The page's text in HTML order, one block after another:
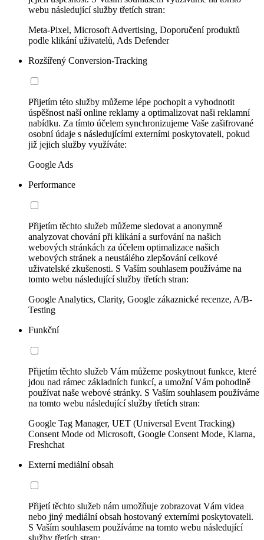
webu následující služby třetích stran:
Meta-Pixel, Microsoft Advertising, Doporučení produktů
podle klikání uživatelů, Ads Defender
Rozšířený Conversion-Tracking
Přijetím této služby můžeme lépe pochopit a vyhodnotit
úspěšnost naší online reklamy a optimalizovat naši reklamní
nabídku. Za tímto účelem synchronizujeme Vaše zašifrované
osobní údaje s následujícími externími poskytovateli, pokud
již jejich služby využíváte:
Google Ads
Performance
Přijetím těchto služeb můžeme sledovat a anonymně
analyzovat chování při klikání a surfování na našich
webových stránkách za účelem optimalizace našich
webových stránek a neustálého zlepšování celkové
uživatelské zkušenosti. S Vaším souhlasem používáme na
tomto webu následující služby třetích stran:
Google Analytics, Clarity, Google zákaznické recenze, A/B-
Testing
Funkční
Přijetím těchto služeb Vám můžeme poskytnout funkce, které
jdou nad rámec základních funkcí, a umožní Vám pohodlně
používat naše webové stránky. S Vaším souhlasem používáme
na tomto webu následující služby třetích stran:
Google Tag Manager, UET (Universal Event Tracking)
Consent Mode od Microsoft, Google Consent Mode, Klarna,
Freshchat
Externí mediální obsah
Přijetí těchto služeb nám umožňuje zobrazovat Vám videa
nebo jiný mediální obsah hostovaný externími poskytovateli.
S Vaším souhlasem používáme na tomto webu následující
služby třetích stran: